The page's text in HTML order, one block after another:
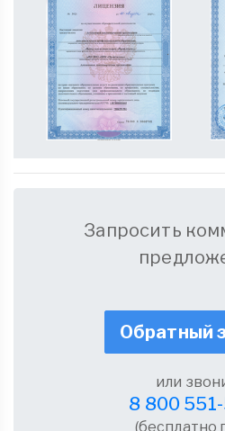
Запросить
Обратный
или
8 800
(бесплатно